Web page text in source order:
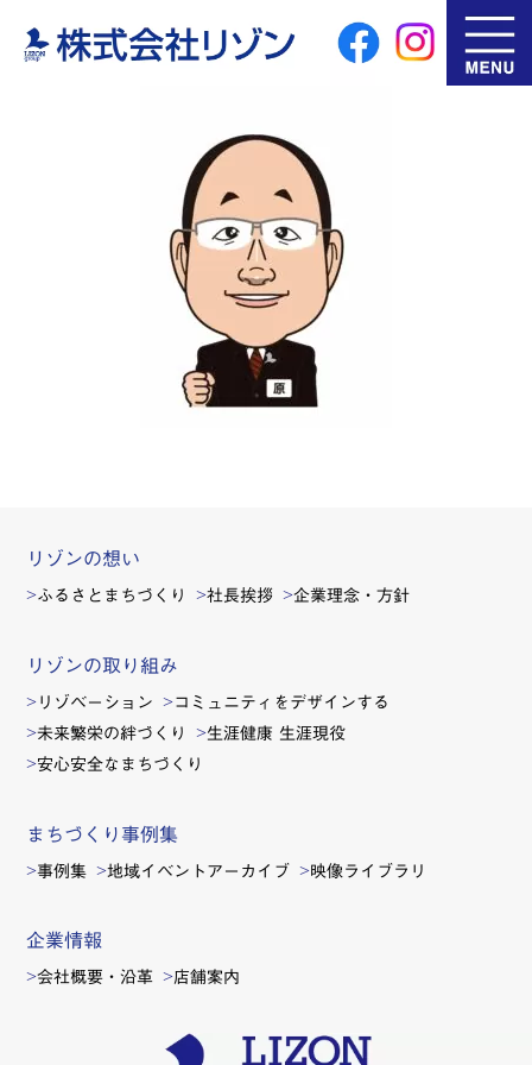
リゾンの想い
ふるさとまちづくり 社長挨拶 企業理念・方針
リゾンの取り組み
リゾベーション コミュニティをデザインする
未来繁栄の絆づくり 生涯健康 生涯現役
安心安全なまちづくり
まちづくり事例集
事例集 地域イベントアーカイブ 映像ライブラリ
企業情報
会社概要・沿革 店舗案内